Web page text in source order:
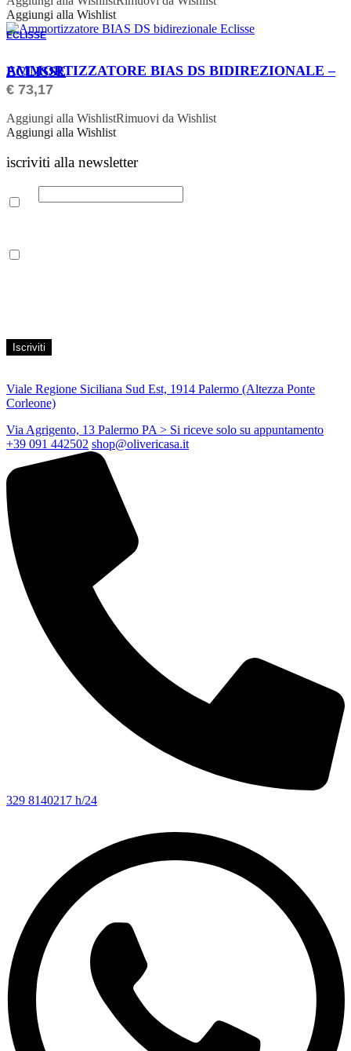
Aggiungi alla Wishlist
ECLISSE
ORDINABILE
AMMORTIZZATORE BIAS DS BIDIREZIONALE – ECLISSE
€ 73,17
Aggiungi alla WishlistRimuovi da Wishlist
Aggiungi alla Wishlist
iscriviti alla newsletter
Viale Regione Siciliana Sud Est, 1914 Palermo (Altezza Ponte
Corleone)
Via Agrigento, 13 Palermo PA > Si riceve solo su appuntamento
+39 091 442502 shop@olivericasa.it
329 8140217 h/24